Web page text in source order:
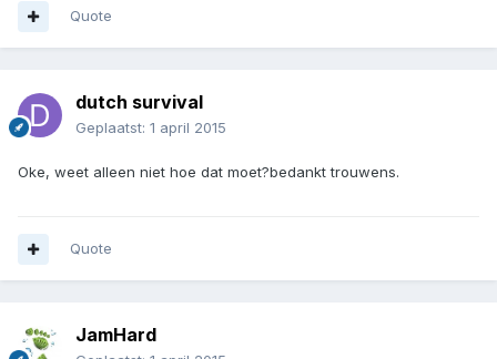
Quote
dutch survival
Geplaatst: 1 april 2015
Oke, weet alleen niet hoe dat moet?bedankt trouwens.
Quote
JamHard